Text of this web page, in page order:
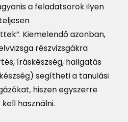
a feladatsorok ilyen
Kiemelendő azonban,
részvizsgákra
íráskészség, hallgatás
segítheti a tanulási
hiszen egyszerre
használni.